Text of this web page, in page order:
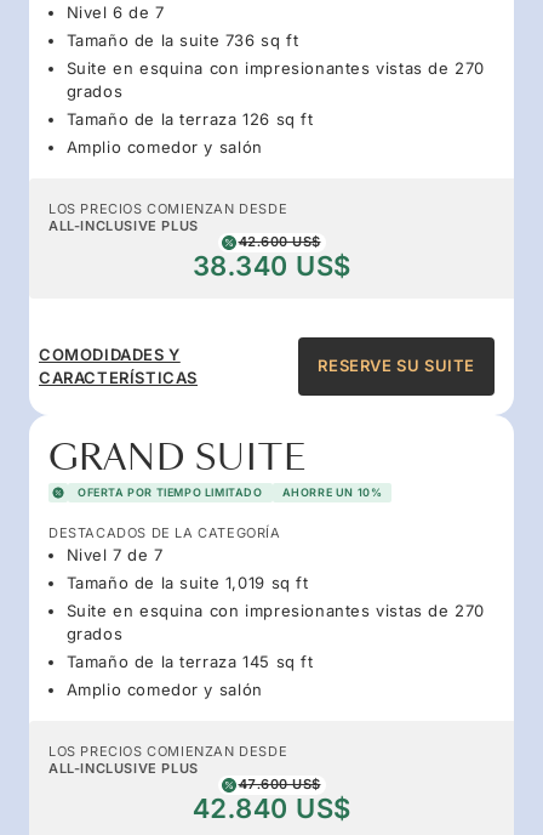
Nivel 6 de 7
Tamaño de la suite 736 sq ft
Suite en esquina con impresionantes vistas de 270
grados
Tamaño de la terraza 126 sq ft
Amplio comedor y salón
LOS PRECIOS COMIENZAN DESDE
ALL-INCLUSIVE PLUS
42.600 US$
38.340 US$
COMODIDADES Y
CARACTERÍSTICAS
RESERVE SU SUITE
GRAND SUITE
OFERTA POR TIEMPO LIMITADO AHORRE UN 10%
DESTACADOS DE LA CATEGORÍA
Nivel 7 de 7
Tamaño de la suite 1,019 sq ft
Suite en esquina con impresionantes vistas de 270
grados
Tamaño de la terraza 145 sq ft
Amplio comedor y salón
LOS PRECIOS COMIENZAN DESDE
ALL-INCLUSIVE PLUS
47.600 US$
42.840 US$